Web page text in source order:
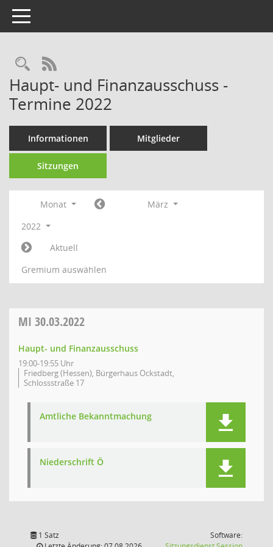
Toggle navigation
Rechercheauswahl
RSS-Feed
Haupt- und Finanzausschuss -
Termine 2022
Informationen Mitglieder
Sitzungen
Monat
März
2022
Aktuell
Gremium auswählen
MI 30.03.2022
Haupt- und Finanzausschuss
19:00-19:55 Uhr
Friedberg (Hessen), Bürgerhaus Ockstadt,
Schlossstraße 17
Amtliche Bekanntmachung
Niederschrift Ö
1 Satz
Software: